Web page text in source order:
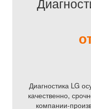
Диагностика LG
качественно,
компании-